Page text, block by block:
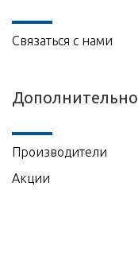
Связаться с нами
Дополнительно
Производители
Акции